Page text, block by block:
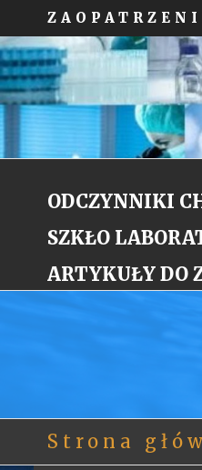
ODCZYNNIKI
SZKŁO
ARTYKUŁY DO
Strona